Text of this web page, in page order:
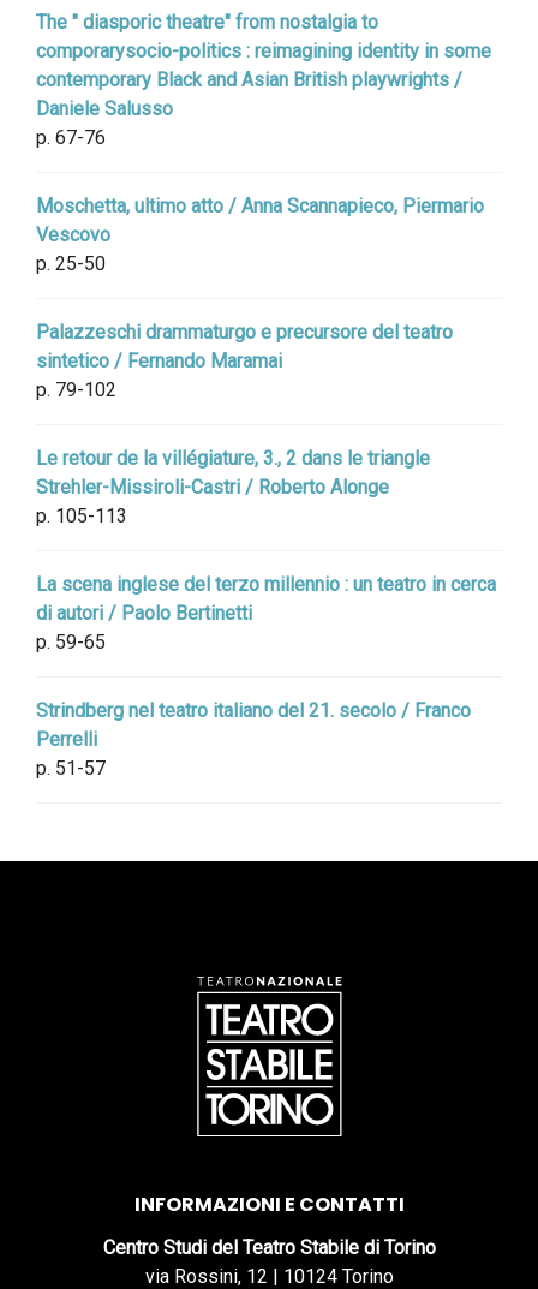
The " diasporic theatre" from nostalgia to
comporarysocio-politics : reimagining identity in some
contemporary Black and Asian British playwrights /
Daniele Salusso
p. 67-76
Moschetta, ultimo atto / Anna Scannapieco, Piermario
Vescovo
p. 25-50
Palazzeschi drammaturgo e precursore del teatro
sintetico / Fernando Maramai
p. 79-102
Le retour de la villégiature, 3., 2 dans le triangle
Strehler-Missiroli-Castri / Roberto Alonge
p. 105-113
La scena inglese del terzo millennio : un teatro in cerca
di autori / Paolo Bertinetti
p. 59-65
Strindberg nel teatro italiano del 21. secolo / Franco
Perrelli
p. 51-57
INFORMAZIONI E CONTATTI
Centro Studi del Teatro Stabile di Torino
via Rossini, 12 | 10124 Torino